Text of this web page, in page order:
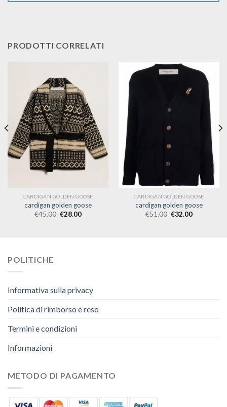
PRODOTTI CORRELATI
CARDIGAN GOLDEN GOOSE
cardigan golden goose
€45.00 €28.00
CARDIGAN GOLDEN GOOSE
cardigan golden goose
€51.00 €32.00
POLITICHE
Informativa sulla privacy
Politica di rimborso e reso
Termini e condizioni
Informazioni
METODO DI PAGAMENTO